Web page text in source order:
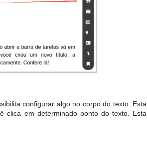
configurar algo no corpo do texto. Esta
clica em determinado ponto do texto. Esta